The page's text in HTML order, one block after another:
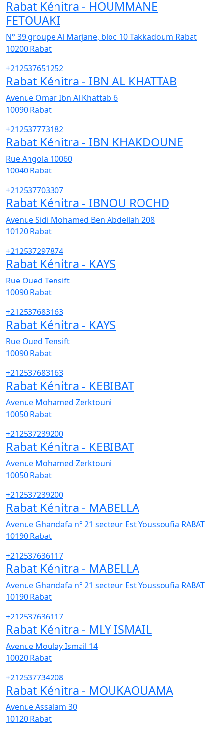
Rabat Kénitra - HOUMMANE
FETOUAKI
N° 39 groupe Al Marjane, bloc 10 Takkadoum Rabat
10200 Rabat
+212537651252
Rabat Kénitra - IBN AL KHATTAB
Avenue Omar Ibn Al Khattab 6
10090 Rabat
+212537773182
Rabat Kénitra - IBN KHAKDOUNE
Rue Angola 10060
10040 Rabat
+212537703307
Rabat Kénitra - IBNOU ROCHD
Avenue Sidi Mohamed Ben Abdellah 208
10120 Rabat
+212537297874
Rabat Kénitra - KAYS
Rue Oued Tensift
10090 Rabat
+212537683163
Rabat Kénitra - KAYS
Rue Oued Tensift
10090 Rabat
+212537683163
Rabat Kénitra - KEBIBAT
Avenue Mohamed Zerktouni
10050 Rabat
+212537239200
Rabat Kénitra - KEBIBAT
Avenue Mohamed Zerktouni
10050 Rabat
+212537239200
Rabat Kénitra - MABELLA
Avenue Ghandafa n° 21 secteur Est Youssoufia RABAT
10190 Rabat
+212537636117
Rabat Kénitra - MABELLA
Avenue Ghandafa n° 21 secteur Est Youssoufia RABAT
10190 Rabat
+212537636117
Rabat Kénitra - MLY ISMAIL
Avenue Moulay Ismail 14
10020 Rabat
+212537734208
Rabat Kénitra - MOUKAOUAMA
Avenue Assalam 30
10120 Rabat